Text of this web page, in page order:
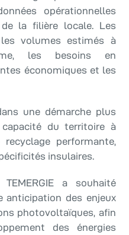
opérationnelles
la filière locale. Les
volumes estimés à
les besoins en
économiques et les
une démarche plus
du territoire à
performante,
insulaires.
a souhaité
anticipation des enjeux
photovoltaïques, afin
des énergies